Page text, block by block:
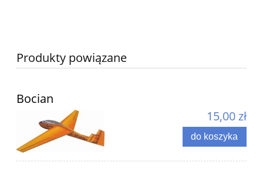
Produkty powiązane
Bocian
15,00 zł
do koszyka